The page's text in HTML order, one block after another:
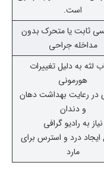
است.
ثابت یا متحرک بدون
مداخله جراحی
لثه به دلیل تغییرات
هورمونی
در رعایت بهداشت دهان
و دندان
نیاز به رادیو گرافی
ایجاد درد و استرس برای
مارد